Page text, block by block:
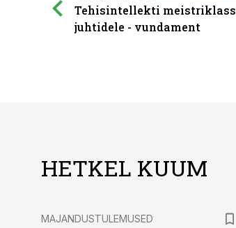
Tehisintellekti meistriklass
juhtidele - vundament
HETKEL KUUM
MAJANDUSTULEMUSED